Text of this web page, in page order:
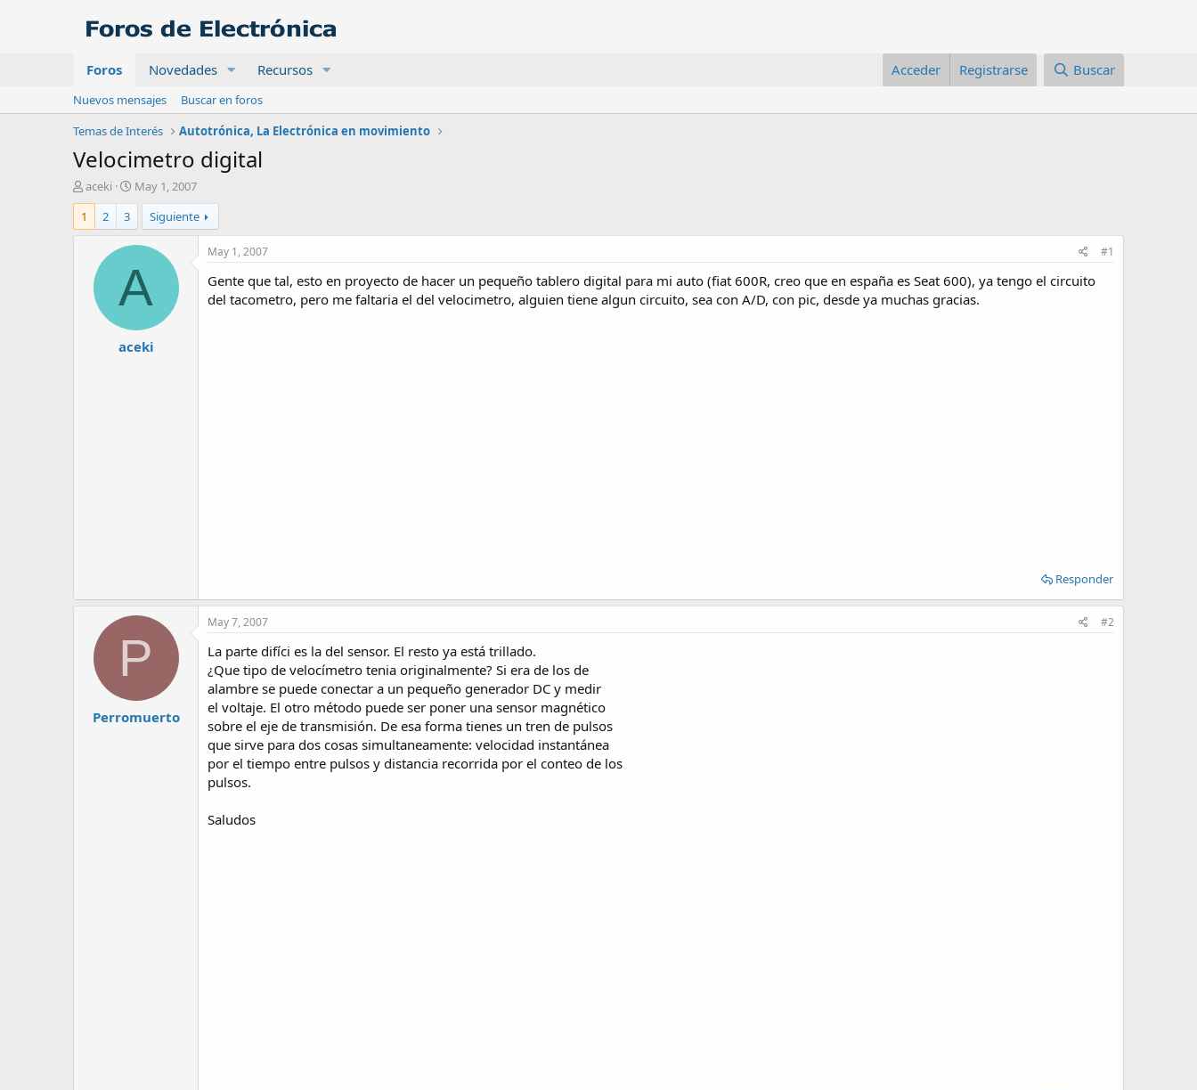
Foros Novedades Recursos Acceder Registrarse Buscar
Nuevos mensajes
Buscar en foros
Temas de Interés
Autotrónica, La Electrónica en movimiento
Velocimetro digital
A
u
t
o
aceki
F
e
h
a
e
i
i
c
May 1, 2007
1
2 3 Siguiente
A
aceki
May 1, 2007 #1
Gente que tal, esto en proyecto de hacer un pequeño tablero digital para mi auto (fiat 600R, creo que en españa es Seat 600), ya tengo el circuito
del tacometro, pero me faltaria el del velocimetro, alguien tiene algun circuito, sea con A/D, con pic, desde ya muchas gracias.
Responder
P
Perromuerto
May 7, 2007 #2
La parte difíci es la del sensor. El resto ya está trillado.
¿Que tipo de velocímetro tenia originalmente? Si era de los de
alambre se puede conectar a un pequeño generador DC y medir
el voltaje. El otro método puede ser poner una sensor magnético
sobre el eje de transmisión. De esa forma tienes un tren de pulsos
que sirve para dos cosas simultaneamente: velocidad instantánea
por el tiempo entre pulsos y distancia recorrida por el conteo de los
pulsos.
Saludos